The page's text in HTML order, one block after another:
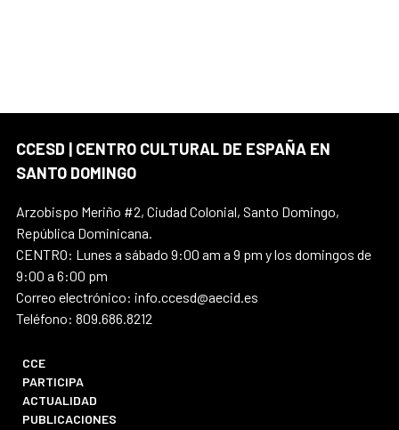
CCESD | CENTRO CULTURAL DE ESPAÑA EN
SANTO DOMINGO
Arzobispo Meriño #2, Ciudad Colonial, Santo Domingo,
República Dominicana.
CENTRO: Lunes a sábado 9:00 am a 9 pm y los domingos de
9:00 a 6:00 pm
Correo electrónico: info.ccesd@aecid.es
Teléfono: 809.686.8212
CCE
PARTICIPA
ACTUALIDAD
PUBLICACIONES